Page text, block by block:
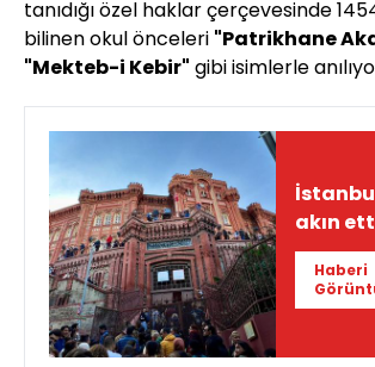
tanıdığı özel haklar çerçevesinde
bilinen okul önceleri "Patrikhane
"Mekteb-i Kebir" gibi isimlerle
akın
Haberi